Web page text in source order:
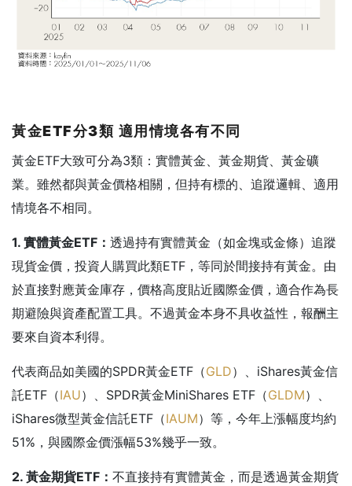
黃金ETF分3類 適用情境各有不同
黃金ETF大致可分為3類：實體黃金、黃金期貨、黃金礦
業。雖然都與黃金價格相關，但持有標的、追蹤邏輯、適用
情境各不相同。
1. 實體黃金ETF ： 透過持有實體黃金（如金塊或金條）追蹤
現貨金價，投資人購買此類ETF，等同於間接持有黃金。由
於直接對應黃金庫存，價格高度貼近國際金價，適合作為長
期避險與資產配置工具。不過黃金本身不具收益性，報酬主
要來自資本利得。
代表商品如美國的SPDR黃金ETF（GLD）、iShares黃金信
託ETF（IAU）、SPDR黃金MiniShares ETF（GLDM）、
iShares微型黃金信託ETF（IAUM）等，今年上漲幅度均約
51%，與國際金價漲幅53%幾乎一致。
2. 黃金期貨ETF ： 不直接持有實體黃金，而是透過黃金期貨